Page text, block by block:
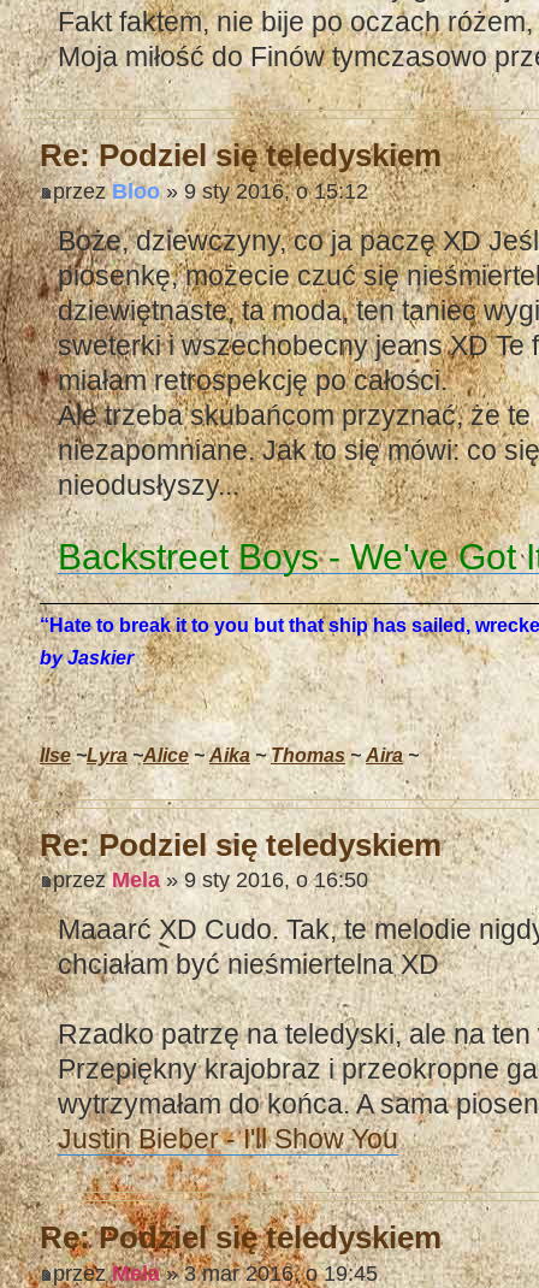
Fakt faktem, nie bije po oczach różem,
Moja miłość do Finów tymczasowo
Re: Podziel się teledyskiem
przezBloo» 9 sty 2016, o 15:12
Boże, dziewczyny, co ja paczę XD
piosenkę, możecie czuć się
dziewiętnaste, ta moda, ten taniec
sweterki i wszechobecny jeans XD Te
miałam retrospekcję po całości.
Ale trzeba skubańcom przyznać, że te
niezapomniane. Jak to się mówi: co
nieodusłyszy...
Backstreet Boys - We've Got
“Hate to break it to you but that ship has sailed,
by Jaskier
Ilse~Lyra~Alice~Aika~Thomas~ Aira~
Re: Podziel się teledyskiem
przezMela» 9 sty 2016, o 16:50
Maaarć XD Cudo. Tak, te melodie
chciałam być nieśmiertelna XD
Rzadko patrzę na teledyski, ale na ten
Przepiękny krajobraz i przeokropne
wytrzymałam do końca. A sama
Justin Bieber - I'll Show You
Re: Podziel się teledyskiem
przezMela» 3 mar 2016, o 19:45